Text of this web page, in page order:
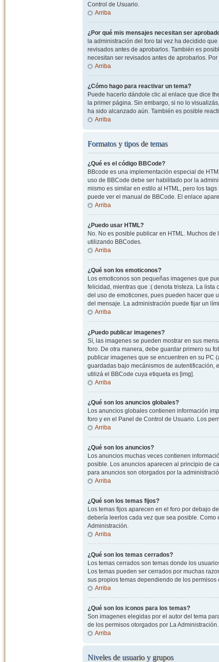
Control de Usuario.
Arriba
¿Por qué mis mensajes necesitan ser
la administración del foro tal vez ha decidido
revisados antes de aprobarlos. También es
necesitan ser revisados antes de aprobarlos.
Arriba
¿Cómo hago para reactivar un tema?
Puede hacerlo dándole clic al enlace que dice
la primer página. Sin embargo, si no lo
ha sido alcanzado aún. También es posible
Arriba
Formatos y tipos de temas
¿Qué es el código BBCode?
BBcode es una implementación especial de
uso de BBCode debe ser habilitado por la
mismo es similar en estilo al HTML, pero los
puede ver el manual de BBCode. El enlace
Arriba
¿Puedo usar HTML?
No. No es posible publicar en HTML. Muchos
utilizando BBCodes.
Arriba
¿Qué son los emoticonos?
Los emoticonos son pequeñas imagenes que
felicidad, mientras que :( denota tristeza. La
del uso de emoticones, pues pueden hacer que
del mensaje. La administración puede fijar un
Arriba
¿Puedo publicar imagenes?
Sí, las imagenes se pueden mostrar en sus
foro. De otra manera, debe guardar primero su
publicar imagenes que se encuentren en su PC
guardadas bajo mecánismos de autentificación,
utilizá el BBCode cuya etiqueta es [img].
Arriba
¿Qué son los anuncios globales?
Los anuncios globales contienen información
foro y en el Panel de Control de Usuario. Los
Arriba
¿Qué son los anuncios?
Los anuncios muchas veces contienen
posible. Los anuncios aparecen al principio de
para anuncios son otorgados por la
Arriba
¿Qué son los temas fijos?
Los temas fijos aparecen en el foro por debajo
debería leerlos cada vez que sea posible.
Administración.
Arriba
¿Qué son los temas cerrados?
Los temas cerrados son temas donde los
Los temas pueden ser cerrados por muchas
sus propios temas dependiendo de los
Arriba
¿Qué son los iconos para los temas?
Son imagenes elegidas por el autor del tema
de los permisos otorgados por La Administración.
Arriba
Niveles de usuario y grupos